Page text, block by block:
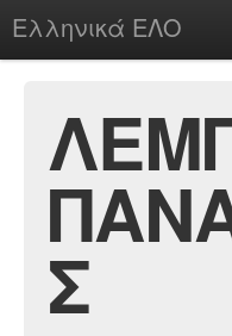
Ελληνικά ΕΛΟ
chesstu.be @ discord
LoginΣ